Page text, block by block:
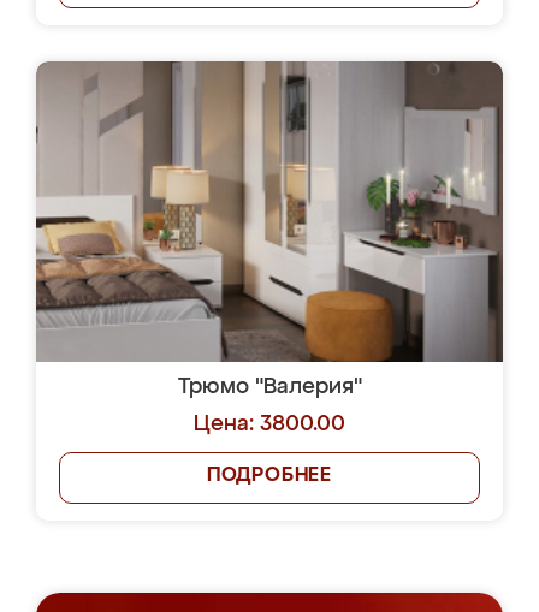
Трюмо "Валерия"
Цена: 3800.00
ПОДРОБНЕЕ